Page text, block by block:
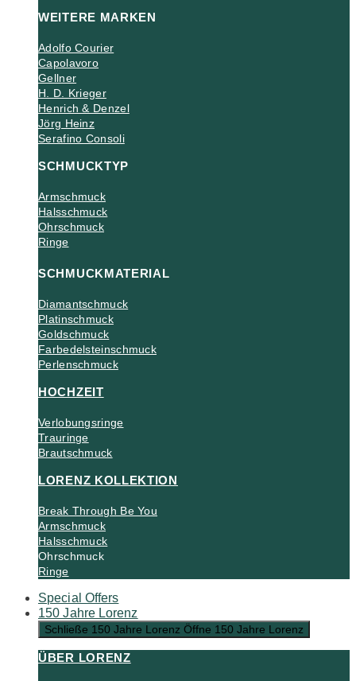
WEITERE MARKEN
Adolfo Courier
Capolavoro
Gellner
H. D. Krieger
Henrich & Denzel
Jörg Heinz
Serafino Consoli
SCHMUCKTYP
Armschmuck
Halsschmuck
Ohrschmuck
Ringe
SCHMUCKMATERIAL
Diamantschmuck
Platinschmuck
Goldschmuck
Farbedelsteinschmuck
Perlenschmuck
HOCHZEIT
Verlobungsringe
Trauringe
Brautschmuck
LORENZ KOLLEKTION
Break Through Be You
Armschmuck
Halsschmuck
Ohrschmuck
Ringe
Special Offers
150 Jahre Lorenz
Schließe 150 Jahre Lorenz Öffne 150 Jahre Lorenz
ÜBER LORENZ